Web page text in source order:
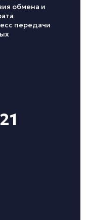
обмена и
передачи